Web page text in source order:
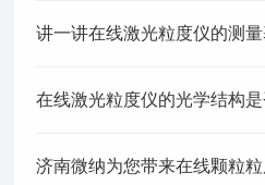
讲一讲在线激光粒度仪的测
在线激光粒度仪的光学结构
济南微纳为您带来在线颗粒